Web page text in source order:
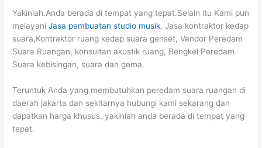
Yakinlah.Anda berada di tempat yang tepat.Selain itu Kami pun
melayaniJasa pembuatan studio musik, Jasa kontraktor kedap
suara,Kontraktor ruang kedap suara genset, Vendor Peredam
Suara Ruangan, konsultan akustik ruang, Bengkel Peredam
Suara kebisingan, suara dan gema.
Teruntuk Anda yang membutuhkan peredam suara ruangan di
daerah jakarta dan sekitarnya hubungi kami sekarang dan
dapatkan harga khusus, yakinlah anda berada di tempat yang
tepat.